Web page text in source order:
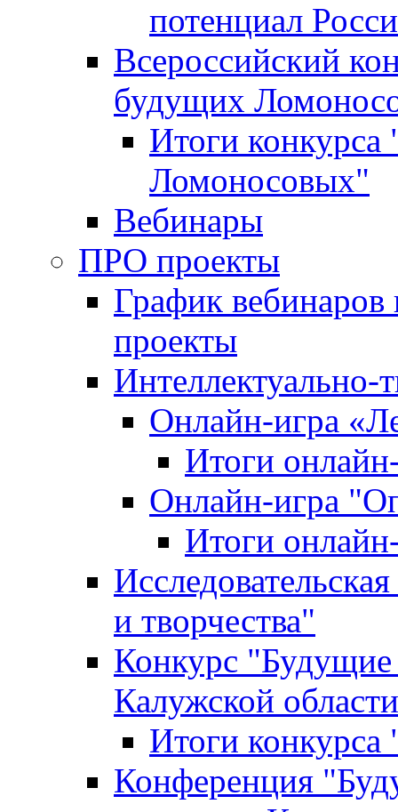
потенциал
Всероссийский
будущих
Итоги
Ломоносовых"
Вебинары
ПРО проекты
График
проекты
Интеллектуально-
Онлайн-игра
Итоги
Онлайн-игра
Итоги
и творчества"
Конкурс
Калужской области
Итоги
Конференция